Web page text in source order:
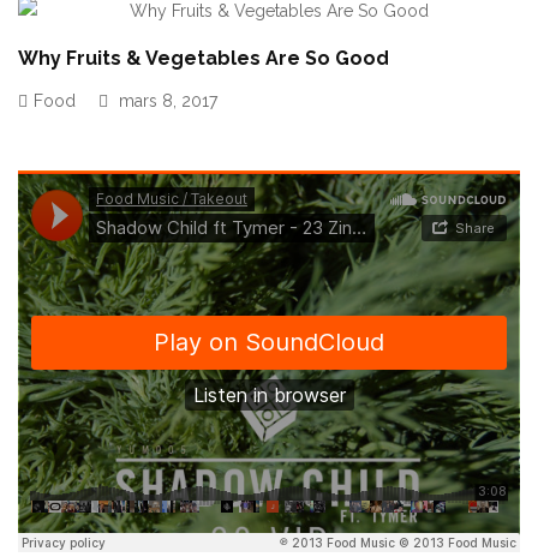
Why Fruits & Vegetables Are So Good
Food mars 8, 2017